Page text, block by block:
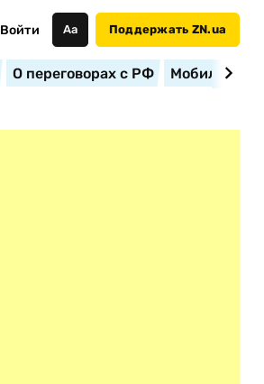
Войти Аа Поддержать ZN.ua
О переговорах с РФ